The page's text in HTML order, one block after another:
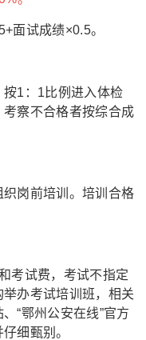
面试成绩×0.5。
1：1比例进入体检
考察不合格者按综合成
岗前培训。培训合格
考试费，考试不指定
办考试培训班，相关
“鄂州公安在线”官方
细甄别。